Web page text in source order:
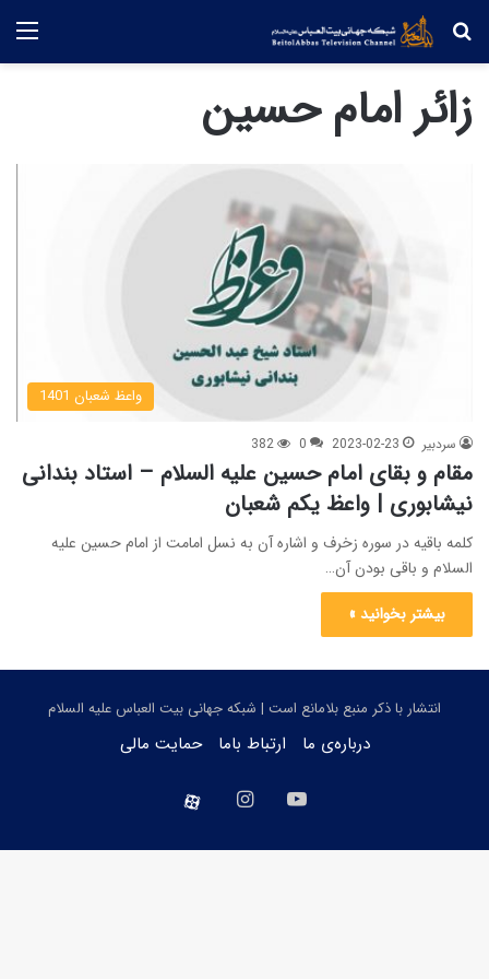
جستجو
زائر امام حسین
واعظ شعبان 1401
سردبیر 2023-02-23
0
382
مقام و بقای امام حسین علیه السلام – استاد بندانی
نیشابوری | واعظ یکم شعبان
کلمه باقیه در سوره زخرف و اشاره آن به نسل امامت از امام حسین علیه
السلام و باقی بودن آن…
بیشتر بخوانید »
انتشار با ذکر منبع بلامانع است | شبکه جهانی بیت العباس علیه السلام
درباره‌ی ما ارتباط باما حمایت مالی
یوتیوب اینستاگرام